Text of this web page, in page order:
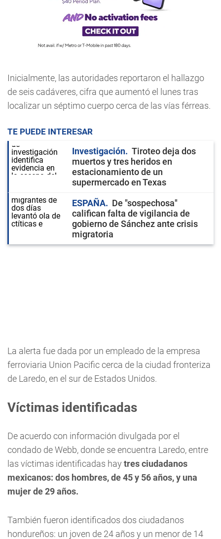
Inicialmente, las autoridades reportaron el hallazgo
de seis cadáveres, cifra que aumentó el lunes tras
localizar un séptimo cuerpo cerca de las vías férreas.
TE PUEDE INTERESAR
Investigación
Tiroteo deja dos
muertos y tres heridos en
estacionamiento de un
supermercado en Texas
ESPAÑA
De "sospechosa"
califican falta de vigilancia de
gobierno de Sánchez ante crisis
migratoria
La alerta fue dada por un empleado de la empresa
ferroviaria Union Pacific cerca de la ciudad fronteriza
de Laredo, en el sur de Estados Unidos.
Víctimas identificadas
De acuerdo con información divulgada por el
condado de Webb, donde se encuentra Laredo, entre
las víctimas identificadas hay tres ciudadanos
mexicanos: dos hombres, de 45 y 56 años, y una
mujer de 29 años.
También fueron identificados dos ciudadanos
hondureños: un joven de 24 años y un menor de 14